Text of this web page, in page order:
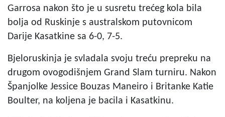
Garrosa nakon što je u susretu trećeg kola bila
bolja od Ruskinje s australskom putovnicom
Darije Kasatkine sa 6-0, 7-5.
Bjeloruskinja je svladala svoju treću prepreku na
drugom ovogodišnjem Grand Slam turniru. Nakon
Španjolke Jessice Bouzas Maneiro i Britanke Katie
Boulter, na koljena je bacila i Kasatkinu.